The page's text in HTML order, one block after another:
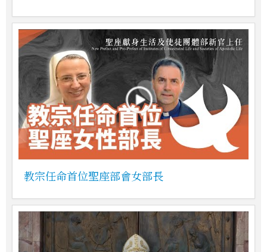
教宗任命首位聖座部會女部長